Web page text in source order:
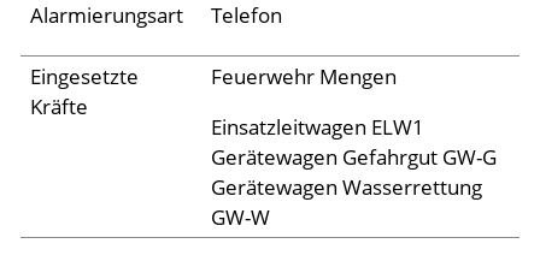
Links
Alarmierungsart Telefon
Eingesetzte
Kräfte
Feuerwehr Mengen
Einsatzleitwagen ELW1
Gerätewagen Gefahrgut GW-G
Gerätewagen Wasserrettung
GW-W